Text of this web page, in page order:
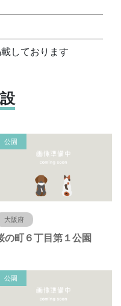
しております
公園
大阪府
の町６丁目第１公園
公園